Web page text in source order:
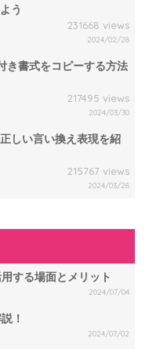
う
231668 views
2024/02/28
き書式をコピーする方法
217495 views
2024/03/30
しい言い換え表現を紹
215767 views
2024/03/28
する場面とメリット
2024/07/04
！
2024/07/02